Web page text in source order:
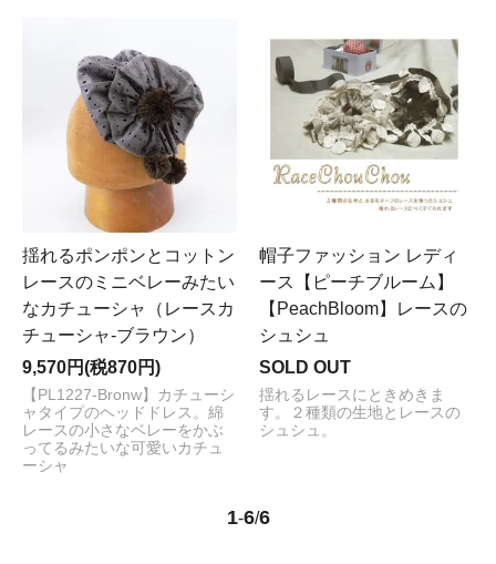
揺れるポンポンとコットン
レースのミニベレーみたい
なカチューシャ（レースカ
チューシャ-ブラウン）
9,570円(税870円)
【PL1227-Bronw】カチューシ
ャタイプのヘッドドレス。綿
レースの小さなベレーをかぶ
ってるみたいな可愛いカチュ
ーシャ
帽子ファッション レディ
ース【ピーチブルーム】
【PeachBloom】レースの
シュシュ
SOLD OUT
揺れるレースにときめきま
す。２種類の生地とレースの
シュシュ。
1-6/6